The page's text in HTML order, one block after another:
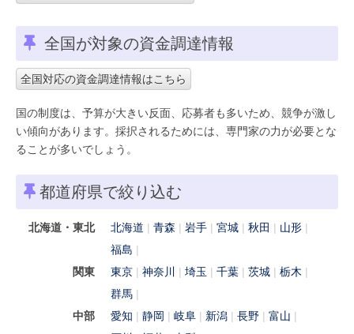
全国が対象の資金調達情報
全国対応の資金調達情報はこちら
国の制度は、予算が大きい反面、応募者も多いため、競争が激し
い傾向があります。採択されるためには、専門家の力が必要とな
ることが多いでしょう。
都道府県で絞り込む
北海道・東北 北海道 青森 岩手 宮城 秋田
山形
福島
関東
東京 神奈川 埼玉 千葉 茨城
栃木
群馬
中部
愛知 静岡 岐阜 新潟 長野
富山